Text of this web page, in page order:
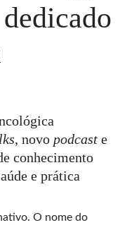
, novo podcast e
conhecimento
e prática